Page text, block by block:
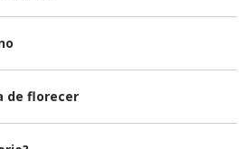
de florecer